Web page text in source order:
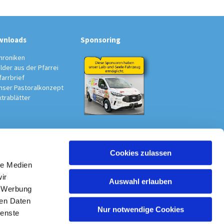
Medien
Daten
Cookies zulassen
Auswahl erlauben
Nur notwendige Cookies
aus der Pfarrei
Pastoralkonzept
Sponsoring